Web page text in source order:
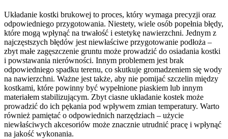
Układanie kostki brukowej to proces, który wymaga precyzji oraz
odpowiedniego przygotowania. Niestety, wiele osób popełnia błędy,
które mogą wpłynąć na trwałość i estetykę nawierzchni. Jednym z
najczęstszych błędów jest niewłaściwe przygotowanie podłoża –
zbyt małe zagęszczenie gruntu może prowadzić do osiadania kostki
i powstawania nierówności. Innym problemem jest brak
odpowiedniego spadku terenu, co skutkuje gromadzeniem się wody
na nawierzchni. Ważne jest także, aby nie pomijać szczelin między
kostkami, które powinny być wypełnione piaskiem lub innym
materiałem stabilizującym. Zbyt ciasne układanie kostek może
prowadzić do ich pękania pod wpływem zmian temperatury. Warto
również pamiętać o odpowiednich narzędziach – użycie
niewłaściwych akcesoriów może znacznie utrudnić pracę i wpłynąć
na jakość wykonania.